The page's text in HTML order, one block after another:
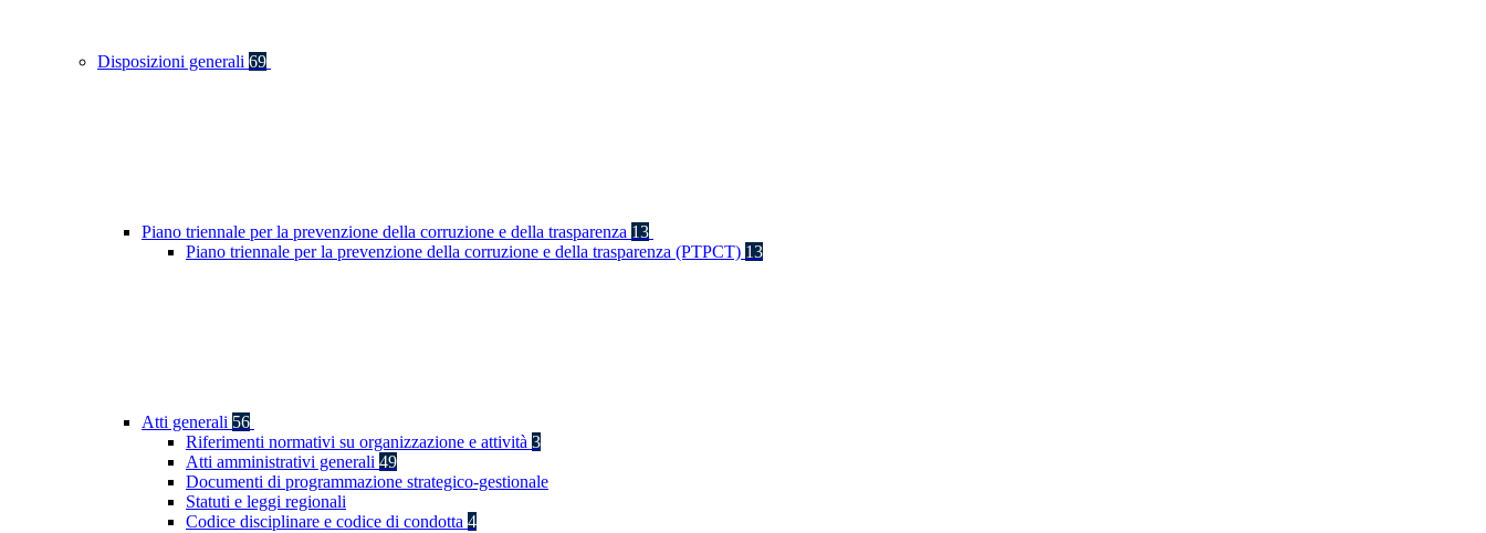
Disposizioni generali 69
Piano triennale per la prevenzione della corruzione e della trasparenza 13
Piano triennale per la prevenzione della corruzione e della trasparenza (PTPCT) 13
Atti generali 56
Riferimenti normativi su organizzazione e attività 3
Atti amministrativi generali 49
Documenti di programmazione strategico-gestionale
Statuti e leggi regionali
Codice disciplinare e codice di condotta 4